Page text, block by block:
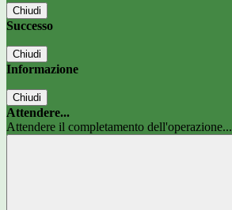
Chiudi
Successo
Chiudi
Informazione
Chiudi
Attendere...
Attendere il completamento dell'operazione...